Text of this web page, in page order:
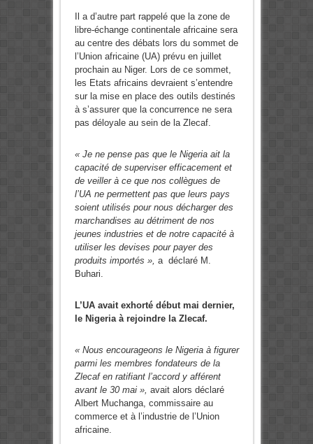
Il a d’autre part rappelé que la zone de
libre-échange continentale africaine sera
au centre des débats lors du sommet de
l’Union africaine (UA) prévu en juillet
prochain au Niger. Lors de ce sommet,
les Etats africains devraient s’entendre
sur la mise en place des outils destinés
à s’assurer que la concurrence ne sera
pas déloyale au sein de la Zlecaf.
« Je ne pense pas que le Nigeria ait la
capacité de superviser efficacement et
de veiller à ce que nos collègues de
l’UA ne permettent pas que leurs pays
soient utilisés pour nous décharger des
marchandises au détriment de nos
jeunes industries et de notre capacité à
utiliser les devises pour payer des
produits importés », a déclaré M.
Buhari.
L’UA avait exhorté début mai dernier,
le Nigeria à rejoindre la Zlecaf.
« Nous encourageons le Nigeria à figurer
parmi les membres fondateurs de la
Zlecaf en ratifiant l’accord y afférent
avant le 30 mai », avait alors déclaré
Albert Muchanga, commissaire au
commerce et à l’industrie de l’Union
africaine.